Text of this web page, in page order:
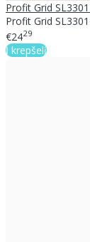
Profit Grid
Profit Grid
€2429
Į krepšelį